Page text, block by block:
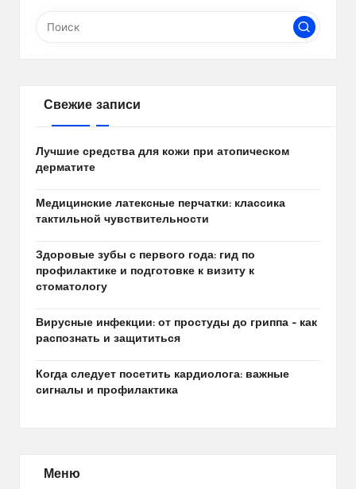
Свежие записи
Лучшие средства для кожи при атопическом
дерматите
Медицинские латексные перчатки: классика
тактильной чувствительности
Здоровые зубы с первого года: гид по
профилактике и подготовке к визиту к
стоматологу
Вирусные инфекции: от простуды до гриппа – как
распознать и защититься
Когда следует посетить кардиолога: важные
сигналы и профилактика
Меню